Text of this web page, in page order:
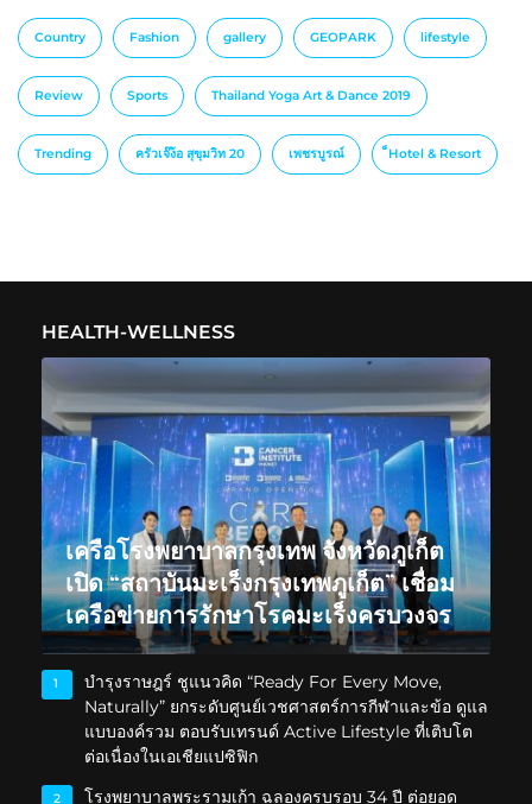
Country Fashion gallery GEOPARK lifestyle
Review Sports Thailand Yoga Art & Dance 2019
Trending ครัวเจ๊ง้อ สุขุมวิท 20 เพชรบูรณ์ ็Hotel & Resort
HEALTH-WELLNESS
เครือโรงพยาบาลกรุงเทพ จังหวัดภูเก็ต
เปิด “สถาบันมะเร็งกรุงเทพภูเก็ต” เชื่อม
เครือข่ายการรักษาโรคมะเร็งครบวงจร
1
บำรุงราษฎร์ ชูแนวคิด “Ready For Every Move,
Naturally” ยกระดับศูนย์เวชศาสตร์การกีฬาและข้อ ดูแล
แบบองค์รวม ตอบรับเทรนด์ Active Lifestyle ที่เติบโต
ต่อเนื่องในเอเชียแปซิฟิก
2
โรงพยาบาลพระรามเก้า ฉลองครบรอบ 34 ปี ต่อยอด